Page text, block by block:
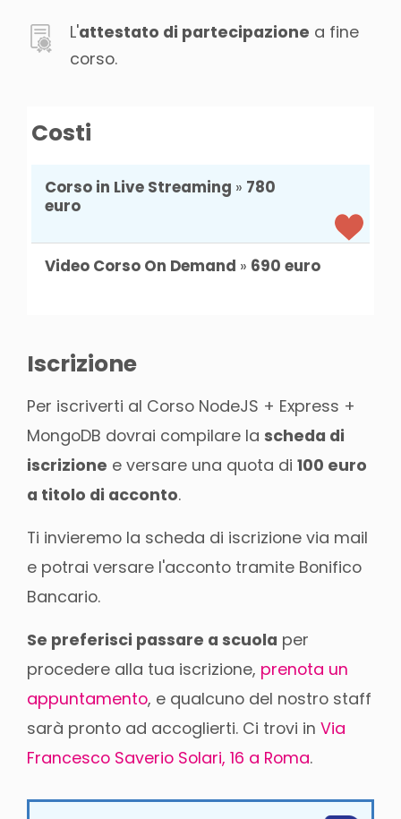
L'attestato di partecipazione a fine
corso.
Costi
Corso in Live Streaming » 780
euro
Video Corso On Demand » 690 euro
Iscrizione
Per iscriverti al Corso NodeJS + Express +
MongoDB dovrai compilare la scheda di
iscrizione e versare una quota di 100 euro
a titolo di acconto.
Ti invieremo la scheda di iscrizione via mail
e potrai versare l'acconto tramite Bonifico
Bancario.
Se preferisci passare a scuola per
procedere alla tua iscrizione, prenota un
appuntamento, e qualcuno del nostro staff
sarà pronto ad accoglierti. Ci trovi in Via
Francesco Saverio Solari, 16 a Roma.